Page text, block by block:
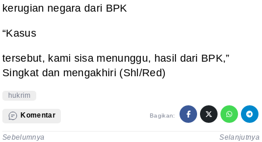
kerugian negara dari BPK
“Kasus
tersebut, kami sisa menunggu, hasil dari BPK,”
Singkat dan mengakhiri (Shl/Red)
hukrim
Komentar Bagikan:
Sebelumnya
Selanjutnya